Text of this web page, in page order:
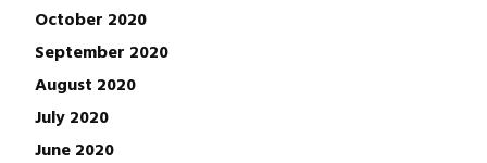
October 2020
September 2020
August 2020
July 2020
June 2020